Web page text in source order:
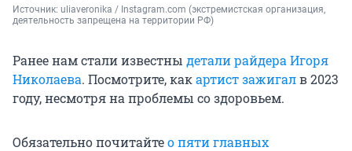
Источник: uliaveronika / Instagram.com (экстремистская организация,
деятельность запрещена на территории РФ)
Ранее нам стали известны детали райдера Игоря
Николаева. Посмотрите, какартист зажигалв 2023
году, несмотря на проблемы со здоровьем.
Обязательно почитайтео пяти главных